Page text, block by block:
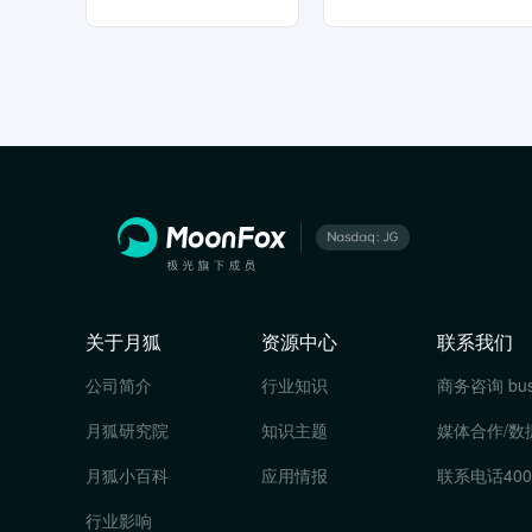
关于月狐
公司简介
月狐研究院
月狐小百科
行业影响
资源中心
行业知识
知识主题
应用情报
联系我们
商务咨询
媒体合作/数
联系电话